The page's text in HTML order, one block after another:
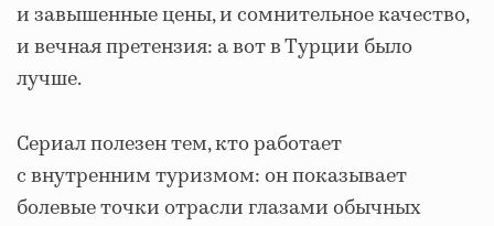
и завышенные цены, и сомнительное качество,
и вечная претензия: а вот в Турции было
лучше.
Сериал полезен тем, кто работает
с внутренним туризмом: он показывает
болевые точки отрасли глазами обычных